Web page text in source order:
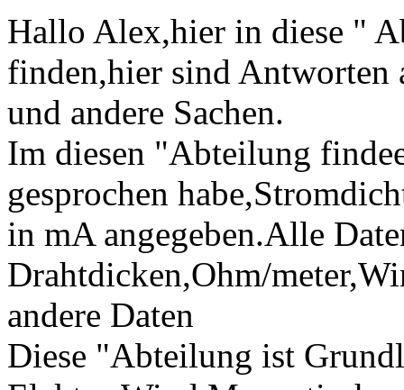
Hallo Alex,hier in diese "
finden,hier sind Antworten
und andere Sachen.
Im diesen "Abteilung
gesprochen
in mA angegeben.Alle
Drahtdicken,Ohm/
andere Daten
Diese "Abteilung ist